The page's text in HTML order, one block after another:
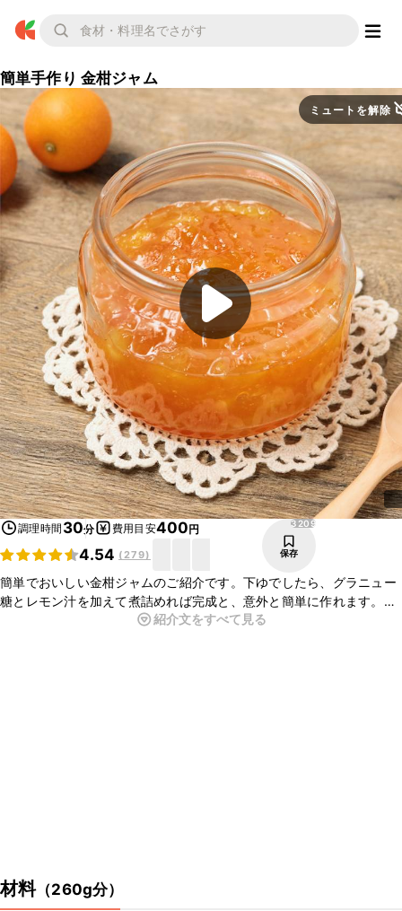
簡単手作り 金柑ジャム
ミュートを解除
調理時間 30分 費用目安400円
4.54 (279)
3209
保存
簡単でおいしい金柑ジャムのご紹介です。下ゆでしたら、グラニュー
糖とレモン汁を加えて煮詰めれば完成と、意外と簡単に作れます。パ
ンやスコーンに塗ったり、スイーツに作ったり、色々な楽しみ方がで
紹介文をすべて見る
材料（260g分）